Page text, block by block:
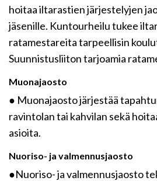
hoitaa iltarastien järjestelyjen
jäsenille. Kuntourheilu tukee
ratamestareita tarpeellisin
Suunnistusliiton tarjoamia
Muonajaosto
● Muonajaosto järjestää
ravintolan tai kahvilan sekä
asioita.
Nuoriso- ja valmennusjaosto
●Nuoriso- ja valmennusjaosto